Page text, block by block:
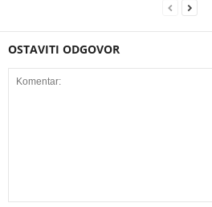
OSTAVITI ODGOVOR